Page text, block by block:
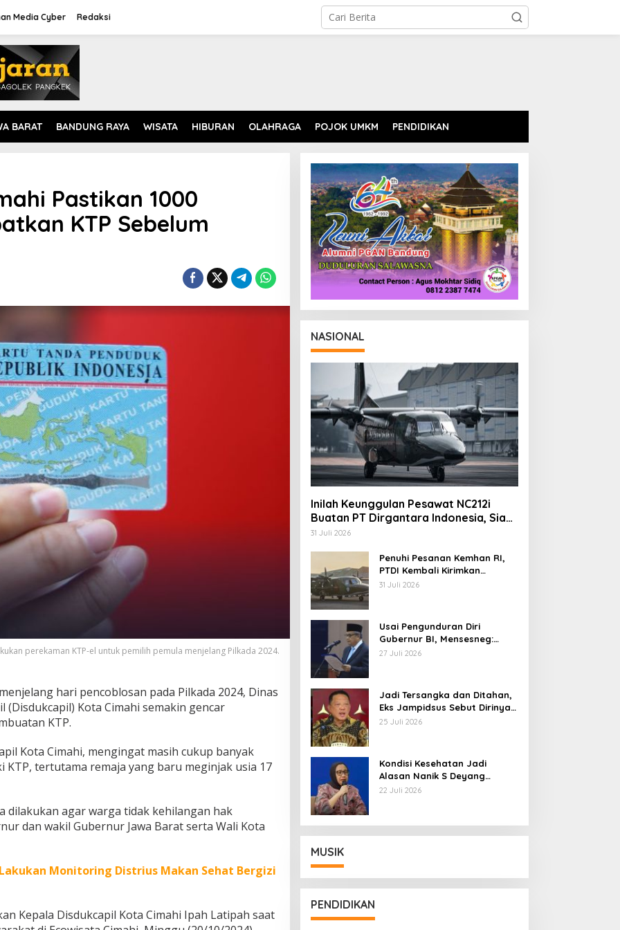
Media Cyber Redaksi
BARAT BANDUNG RAYA WISATA HIBURAN OLAHRAGA POJOK UMKM PENDIDIKAN
Pastikan 1000
KTP Sebelum
perekaman KTP-el untuk pemilih pemula menjelang Pilkada 2024.
hari pencoblosan pada Pilkada 2024, Dinas
(Disdukcapil) Kota Cimahi semakin gencar
KTP.
Kota Cimahi, mengingat masih cukup banyak
KTP, tertutama remaja yang baru meginjak usia 17
dilakukan agar warga tidak kehilangan hak
dan wakil Gubernur Jawa Barat serta Wali Kota
Monitoring Distrius Makan Sehat Bergizi
Kepala Disdukcapil Kota Cimahi Ipah Latipah saat
NASIONAL
Inilah Keunggulan Pesawat NC212i
Buatan PT Dirgantara Indonesia, Siap
Dukung Berbagai Operasi TNI
31 Juli 2026
Penuhi Pesanan Kemhan RI,
PTDI Kembali Kirimkan
Pesawat NC212i ke Pangkalan
31 Juli 2026
Usai Pengunduran Diri
Gubernur BI, Mensesneg:
Segera Terbit Keppres
27 Juli 2026
Jadi Tersangka dan Ditahan,
Eks Jampidsus Sebut Dirinya
Korban Kriminalisasi
25 Juli 2026
Kondisi Kesehatan Jadi
Alasan Nanik S Deyang
Mundur dari BGN, Prabowo
22 Juli 2026
MUSIK
PENDIDIKAN